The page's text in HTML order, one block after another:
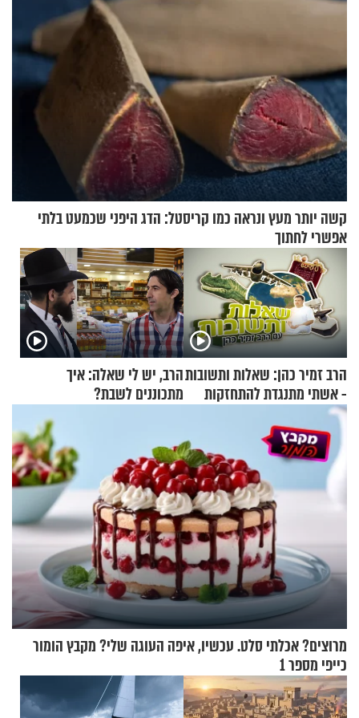
קשה יותר מעץ ונראה כמו קריסטל: הדג היפני שכמעט בלתי
אפשרי לחתוך
הרב זמיר כהן: שאלות ותשובות
- אשתי מתנגדת להתחזקות
שלי
הרב, יש לי שאלה: איך
מתכוננים לשבת?
מרוצים? אכלתי סלט. עכשיו, איפה העוגה שלי? מקבץ הומור
כייפי מספר 1